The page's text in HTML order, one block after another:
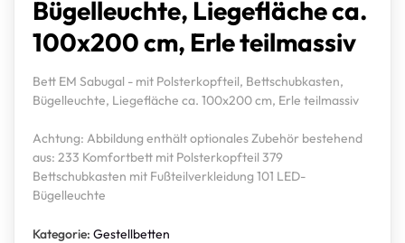
Bügelleuchte, Liegefläche ca.
100x200 cm, Erle teilmassiv
Bett EM Sabugal - mit Polsterkopfteil, Bettschubkasten,
Bügelleuchte, Liegefläche ca. 100x200 cm, Erle teilmassiv
Achtung: Abbildung enthält optionales Zubehör bestehend
aus: 233 Komfortbett mit Polsterkopfteil 379
Bettschubkasten mit Fußteilverkleidung 101 LED-
Bügelleuchte
Kategorie: Gestellbetten